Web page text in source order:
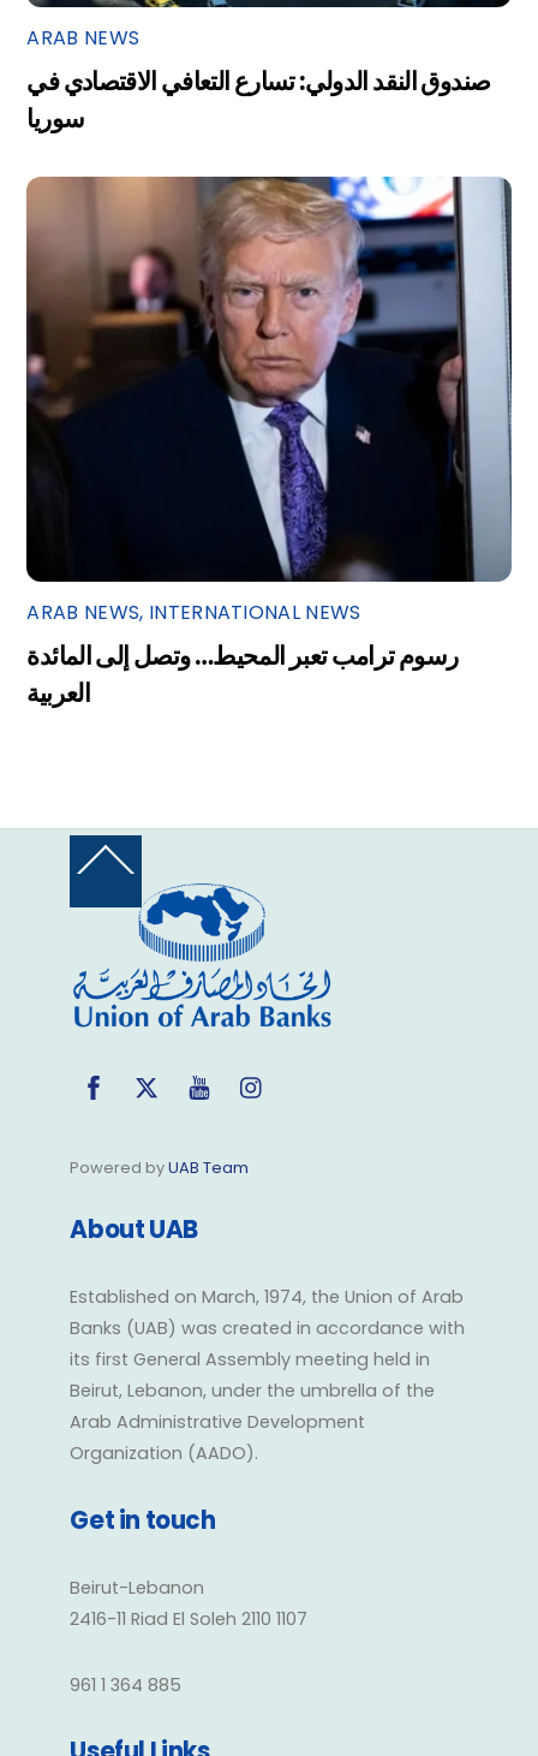
ARAB NEWS
صندوق النقد الدولي: تسارع التعافي الاقتصادي في
سوريا
ARAB NEWS, INTERNATIONAL NEWS
رسوم ترامب تعبر المحيط… وتصل إلى المائدة
العربية
Back
Top
FacebookTwitter YouTube
Powered byUAB Team
About UAB
Established on March, 1974, the Union of Arab
Banks (UAB) was created in accordance with
its first General Assembly meeting held in
Beirut, Lebanon, under the umbrella of the
Arab Administrative Development
Organization (AADO).
Get in touch
Beirut-Lebanon
2416-11 Riad El Soleh 2110 1107
961 1 364 885